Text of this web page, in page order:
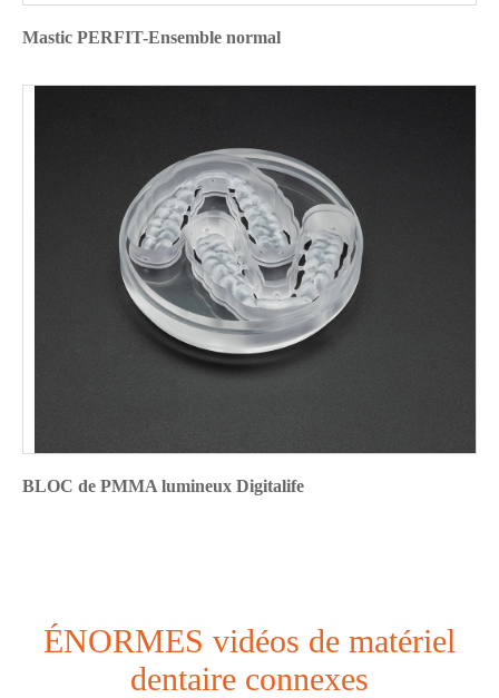
Mastic PERFIT-Ensemble normal
BLOC de PMMA lumineux Digitalife
ÉNORMES vidéos de matériel
dentaire connexes